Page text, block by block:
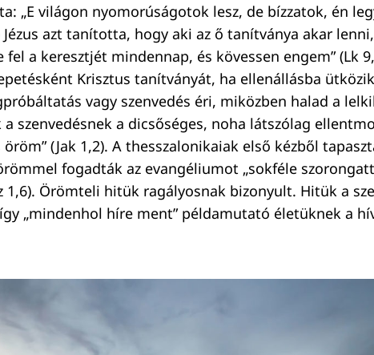
„E világon nyomorúságotok lesz, de bízzatok, én
Jézus azt tanította, hogy aki az ő tanítványa akar
fel a keresztjét mindennap, és kövessen engem” (Lk
Krisztus tanítványát, ha ellenállásba
vagy szenvedés éri, miközben halad a
szenvedésnek a dicsőséges, noha látszólag
(Jak 1,2). A thesszalonikaiak első kézből
fogadták az evangéliumot „sokféle
1,6). Örömteli hitük ragályosnak bizonyult. Hitük a
„mindenhol híre ment” példamutató életüknek a